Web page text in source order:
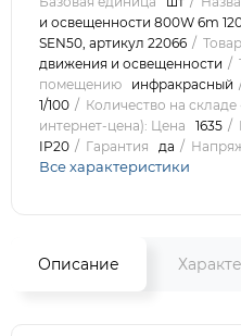
и освещенности 800W 6m
SEN50, артикул 22066
движения и освещенности
помещению
инфракрасный
1/100
Количество на складе
интернет-цена): Цена
1635
IP20
Гарантия да
Все характеристики
Описание